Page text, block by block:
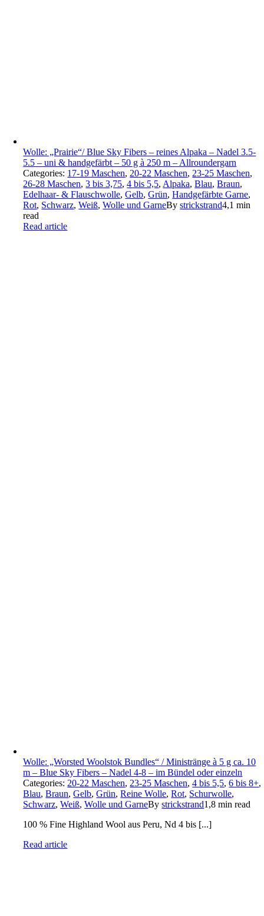
Wolle: „Prairie“/ Blue Sky Fibers – reines Alpaka – Nadel 3.5-
5.5 – uni & handgefärbt – 50 g à 250 m – Allroundergarn
Categories: 17-19 Maschen, 20-22 Maschen, 23-25 Maschen,
26-28 Maschen,3 bis 3,75,4 bis 5,5, Alpaka,Blau,Braun,
Edelhaar- & Flauschwolle,Gelb,Grün,Handgefärbte Garne,
Rot, Schwarz,Weiß,Wolle und GarneBystrickstrand4,1 min
read
Read article
Wolle: „Worsted Woolstok Bundles“ / Ministränge à 5 g ca. 10
m – Blue Sky Fibers – Nadel 4-8 – im Bündel oder einzeln
Categories: 20-22 Maschen, 23-25 Maschen,4 bis 5,5,6 bis 8+,
Blau,Braun,Gelb,Grün,Reine Wolle,Rot, Schurwolle,
Schwarz,Weiß,Wolle und GarneBystrickstrand1,8 min read
100 % Fine Highland Wool aus Peru, Nd 4 bis [...]
Read article